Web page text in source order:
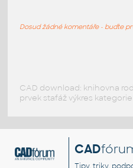
Dosud žádné komentáře - buďte
CAD download: knihovna
prvek stafáž výkres
CAD
Tipy, triky,